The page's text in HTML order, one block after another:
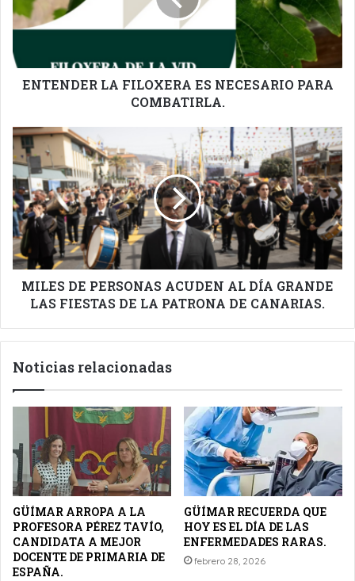
PARA
COMBATIRLA.
ENTENDER LA FILOXERA ES NECESARIO PARA
COMBATIRLA.
MILES
DE
PERSONAS
ACUDEN
AL
DÍA
GRANDE
LAS
FIESTAS
DEMILES DE PERSONAS ACUDEN AL DÍA GRANDE
LAS FIESTAS DE LA PATRONA DE CANARIAS.
Noticias relacionadas
GÜÍMAR ARROPA A LA
PROFESORA PÉREZ TAVÍO,
CANDIDATA A MEJOR
DOCENTE DE PRIMARIA DE
ESPAÑA.
GÜÍMAR RECUERDA QUE
HOY ES EL DÍA DE LAS
ENFERMEDADES RARAS.
febrero 28, 2026